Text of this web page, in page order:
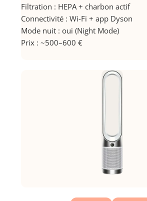
Filtration : HEPA + charbon actif
Connectivité : Wi-Fi + app Dyson
Mode nuit : oui (Night Mode)
Prix : ~500–600 €